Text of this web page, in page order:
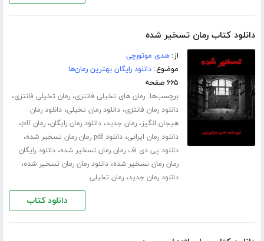
دانلود کتاب رمان تسخیر شده
از:هدی موتورچی
موضوع:دانلود رایگان بهترین رمان‌ها
۶۶۵ صفحه
برچسب‌ها:رمان های تخیلی فانتزی،رمان تخیلی فانتزی،
دانلود رمان فانتزی،دانلود رمان تخیلی،دانلود رمان
هیجان انگیز،رمان جدید،دانلود رمان رایگان،رمان pdf ،
دانلود رمان ایرانی،دانلود pdf رمان رمان تسخیر شده ،
دانلود پی دی اف رمان رمان تسخیر شده،دانلود رایگان
رمان رمان تسخیر شده،دانلود رمان رمان تسخیر شده،
دانلود رمان جدید،رمان تخیلی
دانلود کتاب